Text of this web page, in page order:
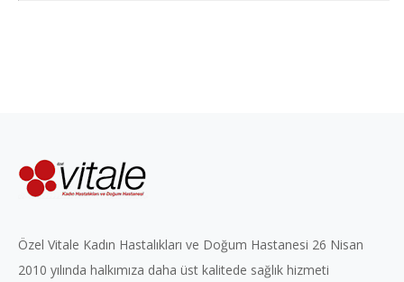
Özel Vitale Kadın Hastalıkları ve Doğum Hastanesi 26 Nisan
2010 yılında halkımıza daha üst kalitede sağlık hizmeti